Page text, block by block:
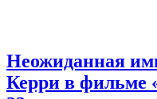
Неожиданная
Керри в фильме